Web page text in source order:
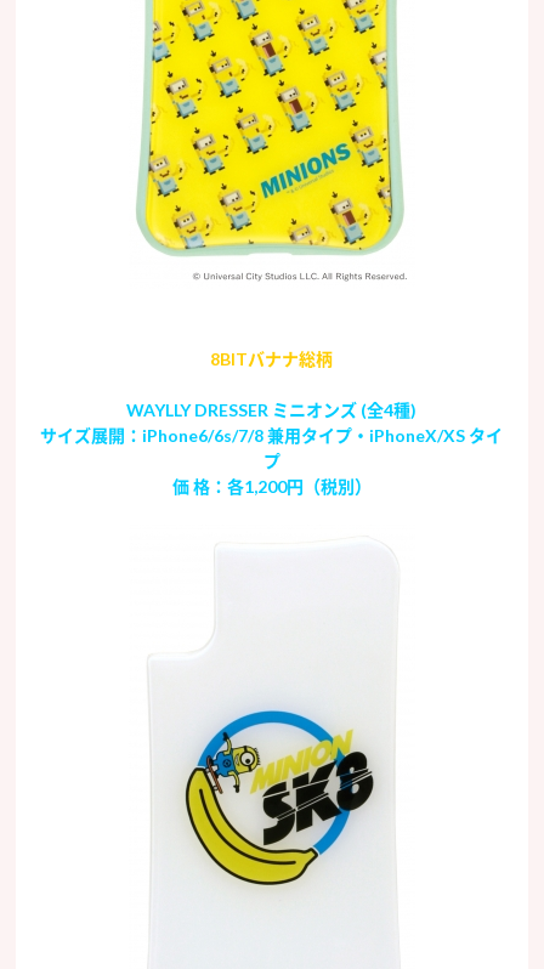
8BITバナナ総柄
WAYLLY DRESSER ミニオンズ (全4種)
サイズ展開：iPhone6/6s/7/8 兼用タイプ・iPhoneX/XS タイ
プ
価 格：各1,200円（税別）